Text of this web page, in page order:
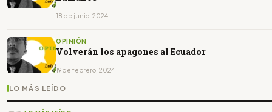
18 de junio, 2024
OPINIÓN
Volverán los apagones al Ecuador
19 de febrero, 2024
LO MÁS LEÍDO